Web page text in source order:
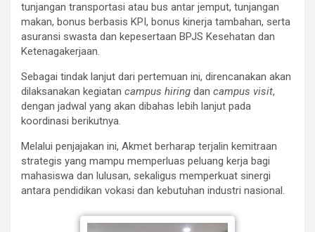
tunjangan transportasi atau bus antar jemput, tunjangan
makan, bonus berbasis KPI, bonus kinerja tambahan, serta
asuransi swasta dan kepesertaan BPJS Kesehatan dan
Ketenagakerjaan.
Sebagai tindak lanjut dari pertemuan ini, direncanakan akan
dilaksanakan kegiatan campus hiring dan campus visit,
dengan jadwal yang akan dibahas lebih lanjut pada
koordinasi berikutnya.
Melalui penjajakan ini, Akmet berharap terjalin kemitraan
strategis yang mampu memperluas peluang kerja bagi
mahasiswa dan lulusan, sekaligus memperkuat sinergi
antara pendidikan vokasi dan kebutuhan industri nasional.